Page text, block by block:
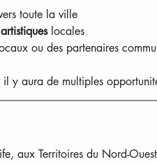
toute la ville
locales
ou des partenaires
il y aura de multiples
aux Territoires du Nord-